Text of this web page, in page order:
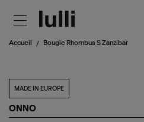
Accueil Bougie Rhombus S Zanzibar
MADE IN EUROPE
ONNO